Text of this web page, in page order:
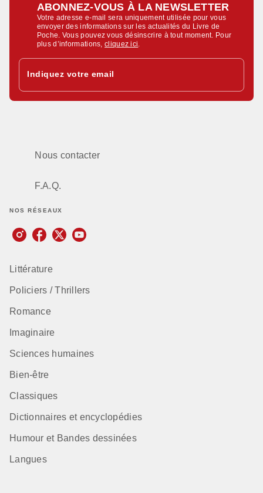
ABONNEZ-VOUS À LA NEWSLETTER
Votre adresse e-mail sera uniquement utilisée pour vous
envoyer des informations sur les actualités du Livre de
Poche. Vous pouvez vous désinscrire à tout moment. Pour
plus d’informations,cliquez ici
Indiquez votre email
Nous contacter
F.A.Q.
NOS RÉSEAUX
Littérature
Policiers / Thrillers
Romance
Imaginaire
Sciences humaines
Bien-être
Classiques
Dictionnaires et encyclopédies
Humour et Bandes dessinées
Langues